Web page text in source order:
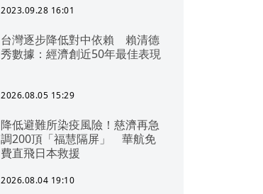
2023.09.28 16:01
台灣逐步降低對中依賴 賴清德
秀數據：經濟創近50年最佳表現
2026.08.05 15:29
降低避難所染疫風險！慈濟再急
調200頂「福慧隔屏」 華航免
費直飛日本救援
2026.08.04 19:10